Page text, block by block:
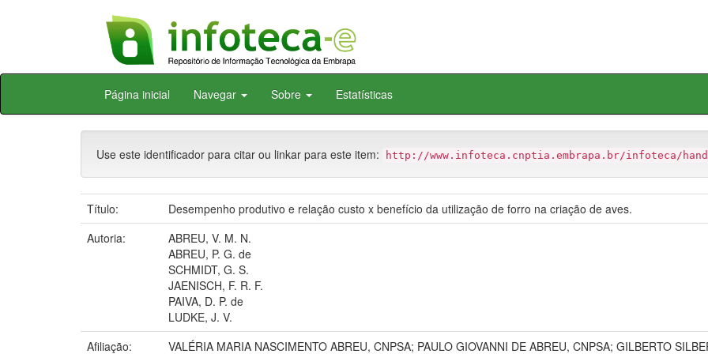
Skip
Página inicial Navegar Sobre Estatísticas
Use este identificador para citar ou linkar para este item: http://www.infoteca.cnptia.embrapa.br/infoteca/
Título:
Desempenho produtivo e relação custo x benefício da utilização de forro na criação de aves.
Autoria:
ABREU, V. M. N.
ABREU, P. G. de
SCHMIDT, G. S.
JAENISCH, F. R. F.
PAIVA, D. P. de
LUDKE, J. V.
Afiliação:
VALÉRIA MARIA NASCIMENTO ABREU, CNPSA; PAULO GIOVANNI DE ABREU, CNPSA; GILBERTO